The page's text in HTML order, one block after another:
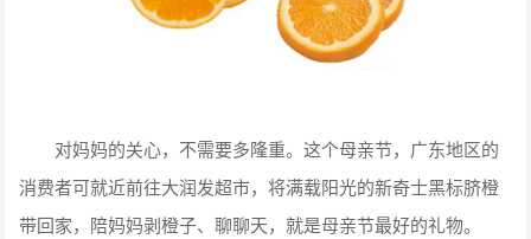
对妈妈的关心，不需要多隆重。这个母亲节，广东地区的
消费者可就近前往大润发超市，将满载阳光的新奇士黑标脐橙
带回家，陪妈妈剥橙子、聊聊天，就是母亲节最好的礼物。